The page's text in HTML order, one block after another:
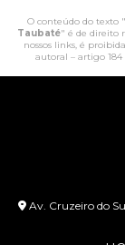
O conteúdo do texto "
Taubaté" é de direito
nossos links, é
autoral – artigo
Av. Cruzeiro do